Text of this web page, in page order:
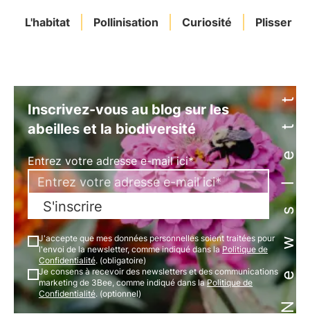
L'habitat Pollinisation Curiosité Plisser
Newsletter
Inscrivez-vous au blog sur les
abeilles et la biodiversité
Entrez votre adresse e-mail ici*
S'inscrire
J'accepte que mes données personnelles soient traitées pour
l'envoi de la newsletter, comme indiqué dans laPolitique de
Confidentialité. (obligatoire)
Je consens à recevoir des newsletters et des communications
marketing de 3Bee, comme indiqué dans laPolitique de
Confidentialité. (optionnel)